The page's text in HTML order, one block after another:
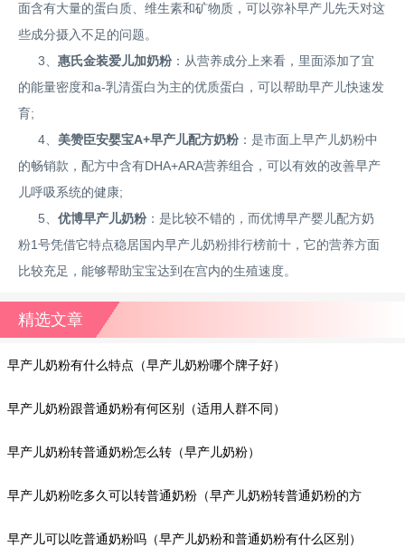
面含有大量的蛋白质、维生素和矿物质，可以弥补早产儿先天对这
些成分摄入不足的问题。
3、惠氏金装爱儿加奶粉：从营养成分上来看，里面添加了宜
的能量密度和a-乳清蛋白为主的优质蛋白，可以帮助早产儿快速发
育;
4、美赞臣安婴宝A+早产儿配方奶粉：是市面上早产儿奶粉中
的畅销款，配方中含有DHA+ARA营养组合，可以有效的改善早产
儿呼吸系统的健康;
5、优博早产儿奶粉：是比较不错的，而优博早产婴儿配方奶
粉1号凭借它特点稳居国内早产儿奶粉排行榜前十，它的营养方面
比较充足，能够帮助宝宝达到在宫内的生殖速度。
精选文章
早产儿奶粉有什么特点（早产儿奶粉哪个牌子好）
早产儿奶粉跟普通奶粉有何区别（适用人群不同）
早产儿奶粉转普通奶粉怎么转（早产儿奶粉）
早产儿奶粉吃多久可以转普通奶粉（早产儿奶粉转普通奶粉的方
法）
早产儿可以吃普通奶粉吗（早产儿奶粉和普通奶粉有什么区别）